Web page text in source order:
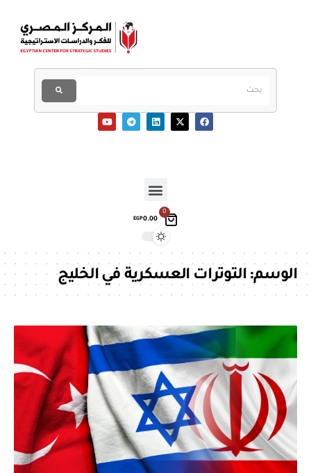
0
EGP0.00
الوسم:التوترات العسكرية في الخليج